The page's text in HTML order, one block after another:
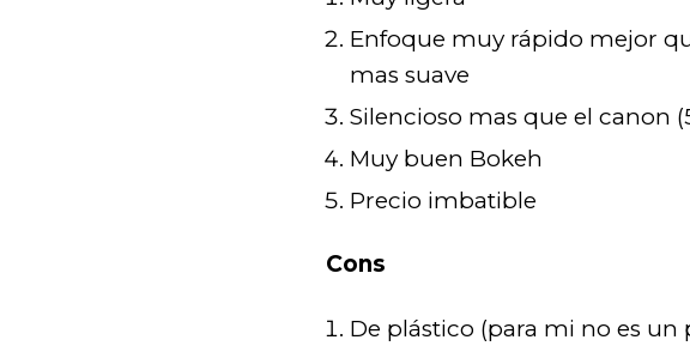
Enfoque muy rápido mejor
mas suave
Silencioso mas que el canon
Muy buen Bokeh
Precio imbatible
Cons
De plástico (para mi no es un